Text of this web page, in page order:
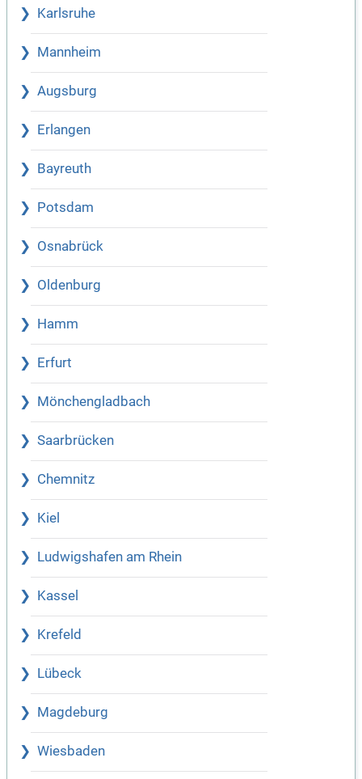
Karlsruhe
Mannheim
Augsburg
Erlangen
Bayreuth
Potsdam
Osnabrück
Oldenburg
Hamm
Erfurt
Mönchengladbach
Saarbrücken
Chemnitz
Kiel
Ludwigshafen am Rhein
Kassel
Krefeld
Lübeck
Magdeburg
Wiesbaden